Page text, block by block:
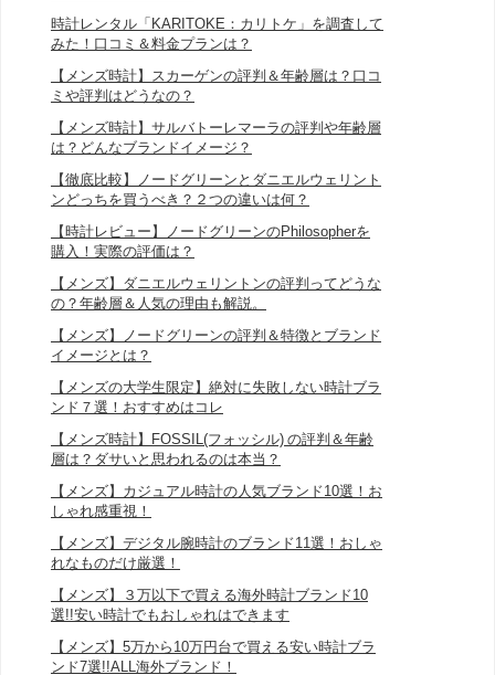
時計レンタル「KARITOKE：カリトケ」を調査して
みた！口コミ＆料金プランは？
【メンズ時計】スカーゲンの評判＆年齢層は？口コ
ミや評判はどうなの？
【メンズ時計】サルバトーレマーラの評判や年齢層
は？どんなブランドイメージ？
【徹底比較】ノードグリーンとダニエルウェリント
ンどっちを買うべき？２つの違いは何？
【時計レビュー】ノードグリーンのPhilosopherを
購入！実際の評価は？
【メンズ】ダニエルウェリントンの評判ってどうな
の？年齢層＆人気の理由も解説。
【メンズ】ノードグリーンの評判＆特徴とブランド
イメージとは？
【メンズの大学生限定】絶対に失敗しない時計ブラ
ンド７選！おすすめはコレ
【メンズ時計】FOSSIL(フォッシル) の評判＆年齢
層は？ダサいと思われるのは本当？
【メンズ】カジュアル時計の人気ブランド10選！お
しゃれ感重視！
【メンズ】デジタル腕時計のブランド11選！おしゃ
れなものだけ厳選！
【メンズ】３万以下で買える海外時計ブランド10
選!!安い時計でもおしゃれはできます
【メンズ】5万から10万円台で買える安い時計ブラ
ンド7選!!ALL海外ブランド！